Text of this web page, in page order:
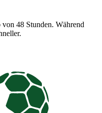
von 48 Stunden. Während